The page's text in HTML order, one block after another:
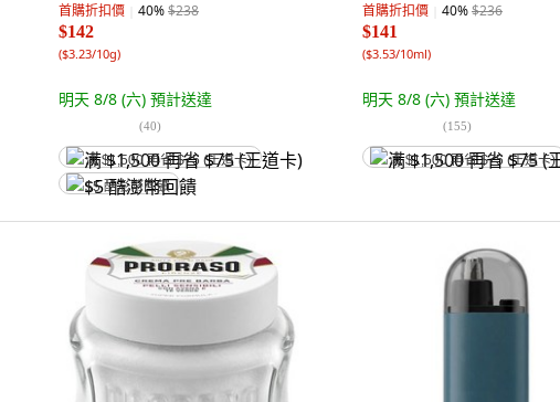
首購折扣價 40%$238
$142
($3.23/10g)
明天 8/8 (六) 預計送達
(40)
满 $1,500 再省 $75 (王道卡)
$5 酷澎幣回饋
首購折扣價 40%$236
$141
($3.53/10ml)
明天 8/8 (六) 預計送達
(155)
满 $1,500 再省 $75 (王道卡)